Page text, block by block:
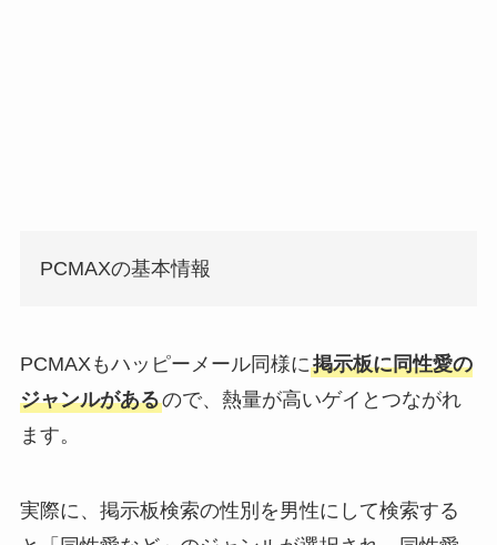
PCMAXの基本情報
PCMAXもハッピーメール同様に掲示板に同性愛の
ジャンルがあるので、熱量が高いゲイとつながれ
ます。
実際に、掲示板検索の性別を男性にして検索する